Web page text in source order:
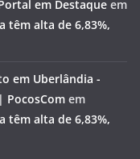
em Destaque em
têm alta de 6,83%,
em Uberlândia -
PocosCom em
têm alta de 6,83%,